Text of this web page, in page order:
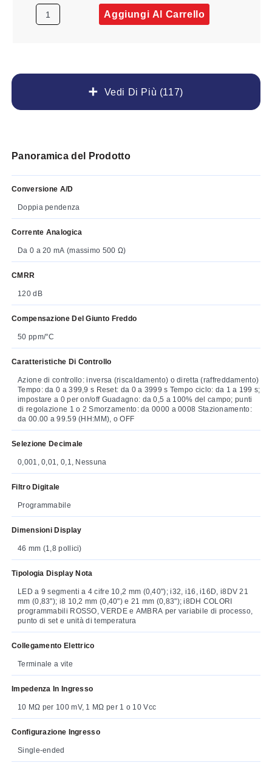
Vedi Di Più (117)
Aggiungi Al Carrello
Panoramica del Prodotto
Conversione A/D
Doppia pendenza
Corrente Analogica
Da 0 a 20 mA (massimo 500 Ω)
CMRR
120 dB
Compensazione Del Giunto Freddo
50 ppm/°C
Caratteristiche Di Controllo
Azione di controllo: inversa (riscaldamento) o diretta (raffreddamento)
Tempo: da 0 a 399,9 s Reset: da 0 a 3999 s Tempo ciclo: da 1 a 199 s;
impostare a 0 per on/off Guadagno: da 0,5 a 100% del campo; punti
di regolazione 1 o 2 Smorzamento: da 0000 a 0008 Stazionamento:
da 00.00 a 99.59 (HH:MM), o OFF
Selezione Decimale
0,001, 0,01, 0,1, Nessuna
Filtro Digitale
Programmabile
Dimensioni Display
46 mm (1,8 pollici)
Tipologia Display Nota
LED a 9 segmenti a 4 cifre 10,2 mm (0,40"); i32, i16, i16D, i8DV 21
mm (0,83"); i8 10,2 mm (0,40") e 21 mm (0,83"); i8DH COLORI
programmabili ROSSO, VERDE e AMBRA per variabile di processo,
punto di set e unità di temperatura
Collegamento Elettrico
Terminale a vite
Impedenza In Ingresso
10 MΩ per 100 mV, 1 MΩ per 1 o 10 Vcc
Configurazione Ingresso
Single-ended